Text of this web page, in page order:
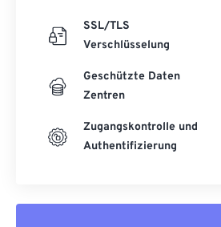
SSL/TLS
Verschlüsselung
Geschützte Daten
Zentren
Zugangskontrolle und
Authentifizierung